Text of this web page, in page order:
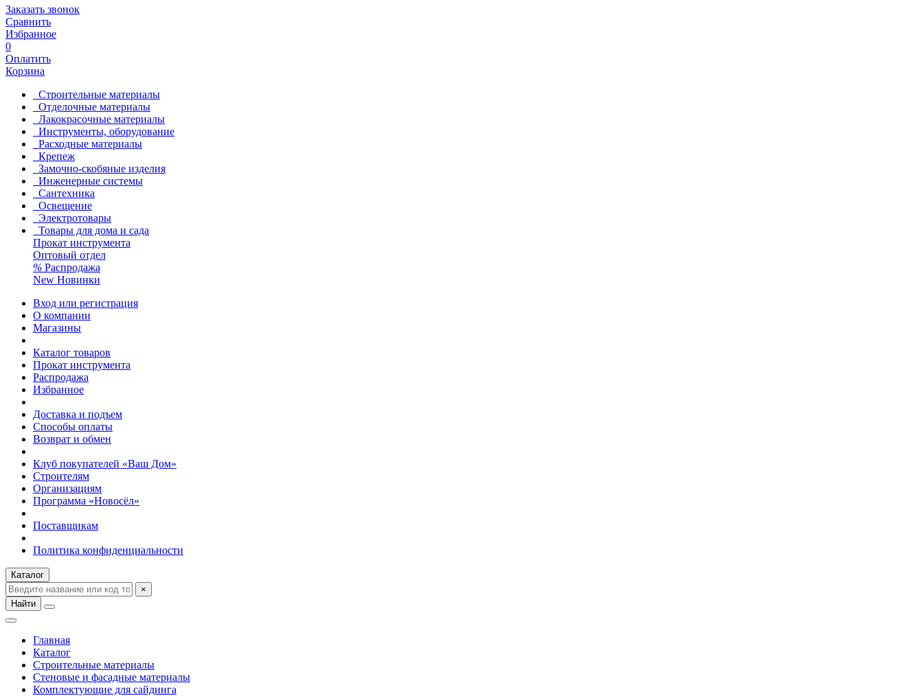
Заказать звонок
Сравнить
Избранное
0
Оплатить
Корзина
Строительные материалы
Отделочные материалы
Лакокрасочные материалы
Инструменты, оборудование
Расходные материалы
Крепеж
Замочно-скобяные изделия
Инженерные системы
Сантехника
Освещение
Электротовары
Товары для дома и сада
Прокат инструмента
Оптовый отдел
% Распродажа
New Новинки
Вход или регистрация
О компании
Магазины
Каталог товаров
Прокат инструмента
Распродажа
Избранное
Доставка и подъем
Способы оплаты
Возврат и обмен
Клуб покупателей «Ваш Дом»
Строителям
Организациям
Программа «Новосёл»
Поставщикам
Политика конфиденциальности
Каталог
×
Найти
Главная
Каталог
Строительные материалы
Стеновые и фасадные материалы
Комплектующие для сайдинга